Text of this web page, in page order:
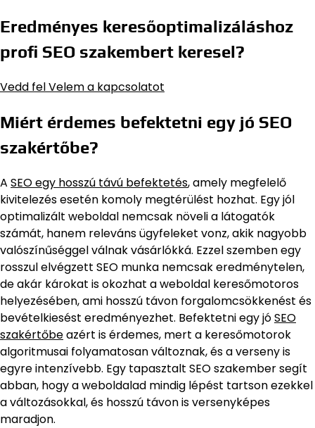
Eredményes keresőoptimalizáláshoz
profi SEO szakembert keresel?
Vedd fel Velem a kapcsolatot
Miért érdemes befektetni egy jó SEO
szakértőbe?
A SEO egy hosszú távú befektetés, amely megfelelő
kivitelezés esetén komoly megtérülést hozhat. Egy jól
optimalizált weboldal nemcsak növeli a látogatók
számát, hanem releváns ügyfeleket vonz, akik nagyobb
valószínűséggel válnak vásárlókká. Ezzel szemben egy
rosszul elvégzett SEO munka nemcsak eredménytelen,
de akár károkat is okozhat a weboldal keresőmotoros
helyezésében, ami hosszú távon forgalomcsökkenést és
bevételkiesést eredményezhet. Befektetni egy jóSEO
szakértőbeazért is érdemes, mert a keresőmotorok
algoritmusai folyamatosan változnak, és a verseny is
egyre intenzívebb. Egy tapasztalt SEO szakember segít
abban, hogy a weboldalad mindig lépést tartson ezekkel
a változásokkal, és hosszú távon is versenyképes
maradjon.